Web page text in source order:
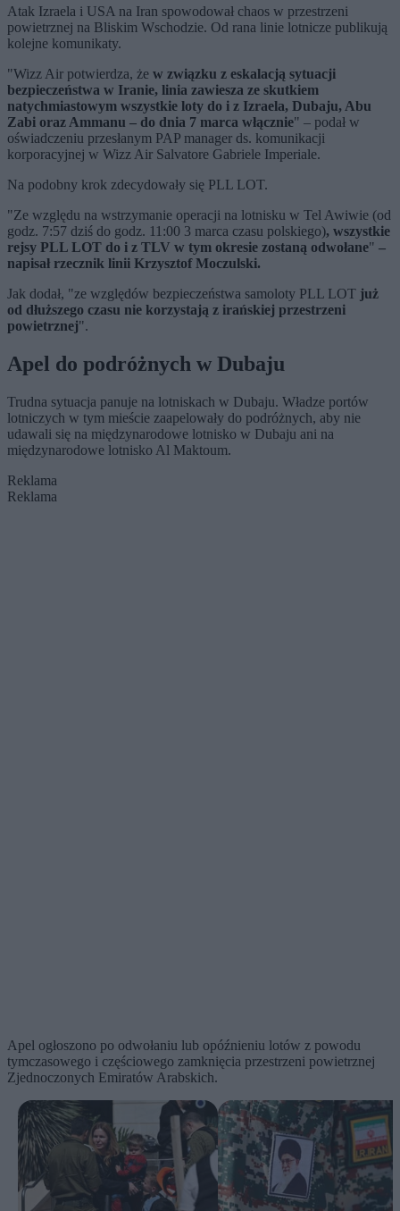
Atak Izraela i USA na Iran spowodował chaos w przestrzeni
powietrznej na Bliskim Wschodzie. Od rana linie lotnicze publikują
kolejne komunikaty.
"Wizz Air potwierdza, że w związku z eskalacją sytuacji
bezpieczeństwa w Iranie, linia zawiesza ze skutkiem
natychmiastowym wszystkie loty do i z Izraela, Dubaju, Abu
Zabi oraz Ammanu – do dnia 7 marca włącznie" – podał w
oświadczeniu przesłanym PAP manager ds. komunikacji
korporacyjnej w Wizz Air Salvatore Gabriele Imperiale.
Na podobny krok zdecydowały się PLL LOT.
"Ze względu na wstrzymanie operacji na lotnisku w Tel Awiwie (od
godz. 7:57 dziś do godz. 11:00 3 marca czasu polskiego), wszystkie
rejsy PLL LOT do i z TLV w tym okresie zostaną odwołane" –
napisał rzecznik linii Krzysztof Moczulski.
Jak dodał, "ze względów bezpieczeństwa samoloty PLL LOT już
od dłuższego czasu nie korzystają z irańskiej przestrzeni
powietrznej".
Apel do podróżnych w Dubaju
Trudna sytuacja panuje na lotniskach w Dubaju. Władze portów
lotniczych w tym mieście zaapelowały do podróżnych, aby nie
udawali się na międzynarodowe lotnisko w Dubaju ani na
międzynarodowe lotnisko Al Maktoum.
Reklama
Reklama
Apel ogłoszono po odwołaniu lub opóźnieniu lotów z powodu
tymczasowego i częściowego zamknięcia przestrzeni powietrznej
Zjednoczonych Emiratów Arabskich.